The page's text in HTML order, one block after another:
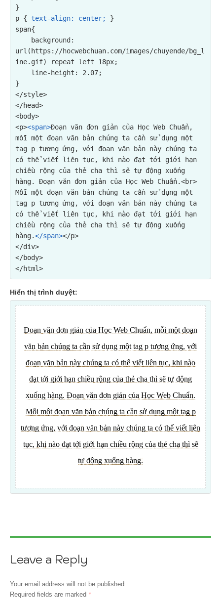
}
p { text-align: center;
}
span{
background:
url(https://hocwebchuan.com/images/chuyende/bg_l
ine.gif) repeat left 18px;
}
</style>
</head>
<p><span>Đoạn văn đơn giản của Học Web Chuẩn,
mỗi một đoạn văn bản chúng ta cần sử dụng một
tag p tương ứng, với đoạn văn bản này chúng ta
có thể viết liên tục, khi nào đạt tới giới hạn
chiều rộng của thẻ cha thì sẽ tự động xuống
hàng. Đoạn văn đơn giản của Học Web Chuẩn.<br>
Mỗi một đoạn văn bản chúng ta cần sử dụng một
tag p tương ứng, với đoạn văn bản này chúng ta
có thể viết liên tục, khi nào đạt tới giới hạn
chiều rộng của thẻ cha thì sẽ tự động xuống
hàng.</span></p>
</div>
</body>
Hiển thị trình duyệt:
Leave a Reply
Your email address will not be published.
Required fields are marked *